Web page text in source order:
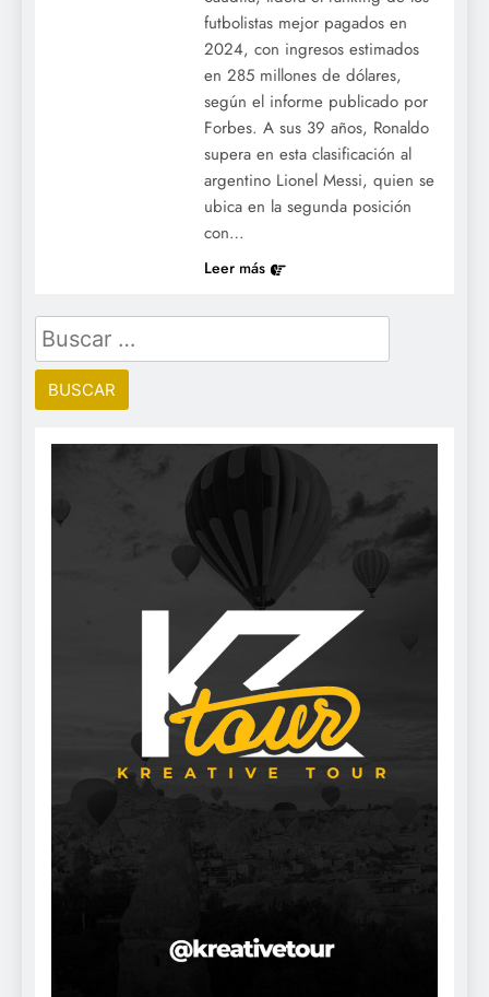
futbolistas mejor pagados en
2024, con ingresos estimados
en 285 millones de dólares,
según el informe publicado por
Forbes. A sus 39 años, Ronaldo
supera en esta clasificación al
argentino Lionel Messi, quien se
ubica en la segunda posición
con…
Leer más
Buscar: